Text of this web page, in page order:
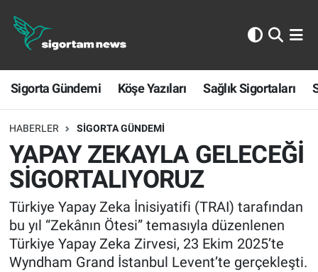
Sigorta Gündemi Köşe Yazıları Sağlık Sigortaları
HABERLER SIGORTA GÜNDEMI
YAPAY ZEKAYLA GELECEĞİ
SİGORTALIYORUZ
Türkiye Yapay Zeka İnisiyatifi (TRAI) tarafından
bu yıl “Zekânın Ötesi” temasıyla düzenlenen
Türkiye Yapay Zeka Zirvesi, 23 Ekim 2025’te
Wyndham Grand İstanbul Levent’te gerçekleşti.
Sigorta Gündemi
Köşe Yazıları
Sağlık Sigortaları
Sporun Sigortası
Ekonomi